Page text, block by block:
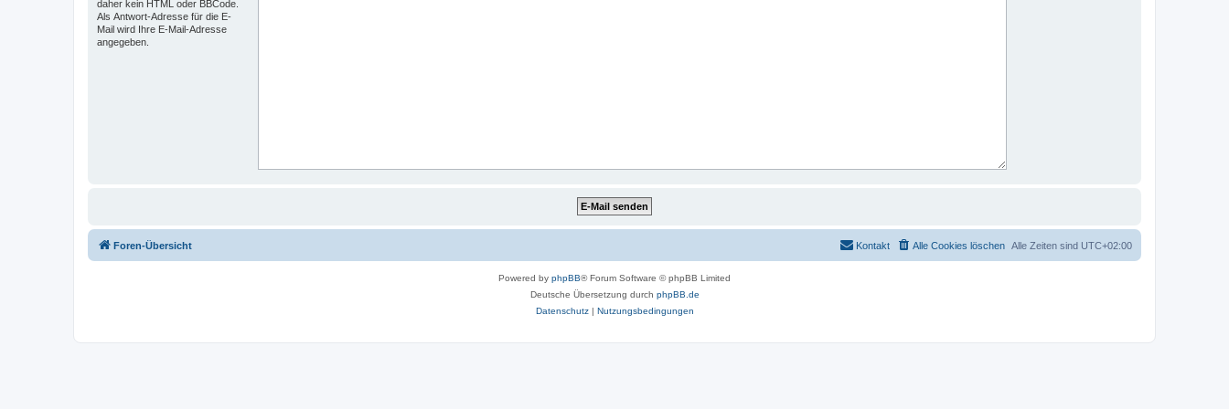
daher kein HTML oder BBCode.
Als Antwort-Adresse für die E-
Mail wird Ihre E-Mail-Adresse
angegeben.
Foren-Übersicht Alle Zeiten sind UTC+02:00
Alle Cookies löschen
Kontakt
Powered by phpBB® Forum Software © phpBB Limited
Deutsche Übersetzung durch phpBB.de
Datenschutz| Nutzungsbedingungen